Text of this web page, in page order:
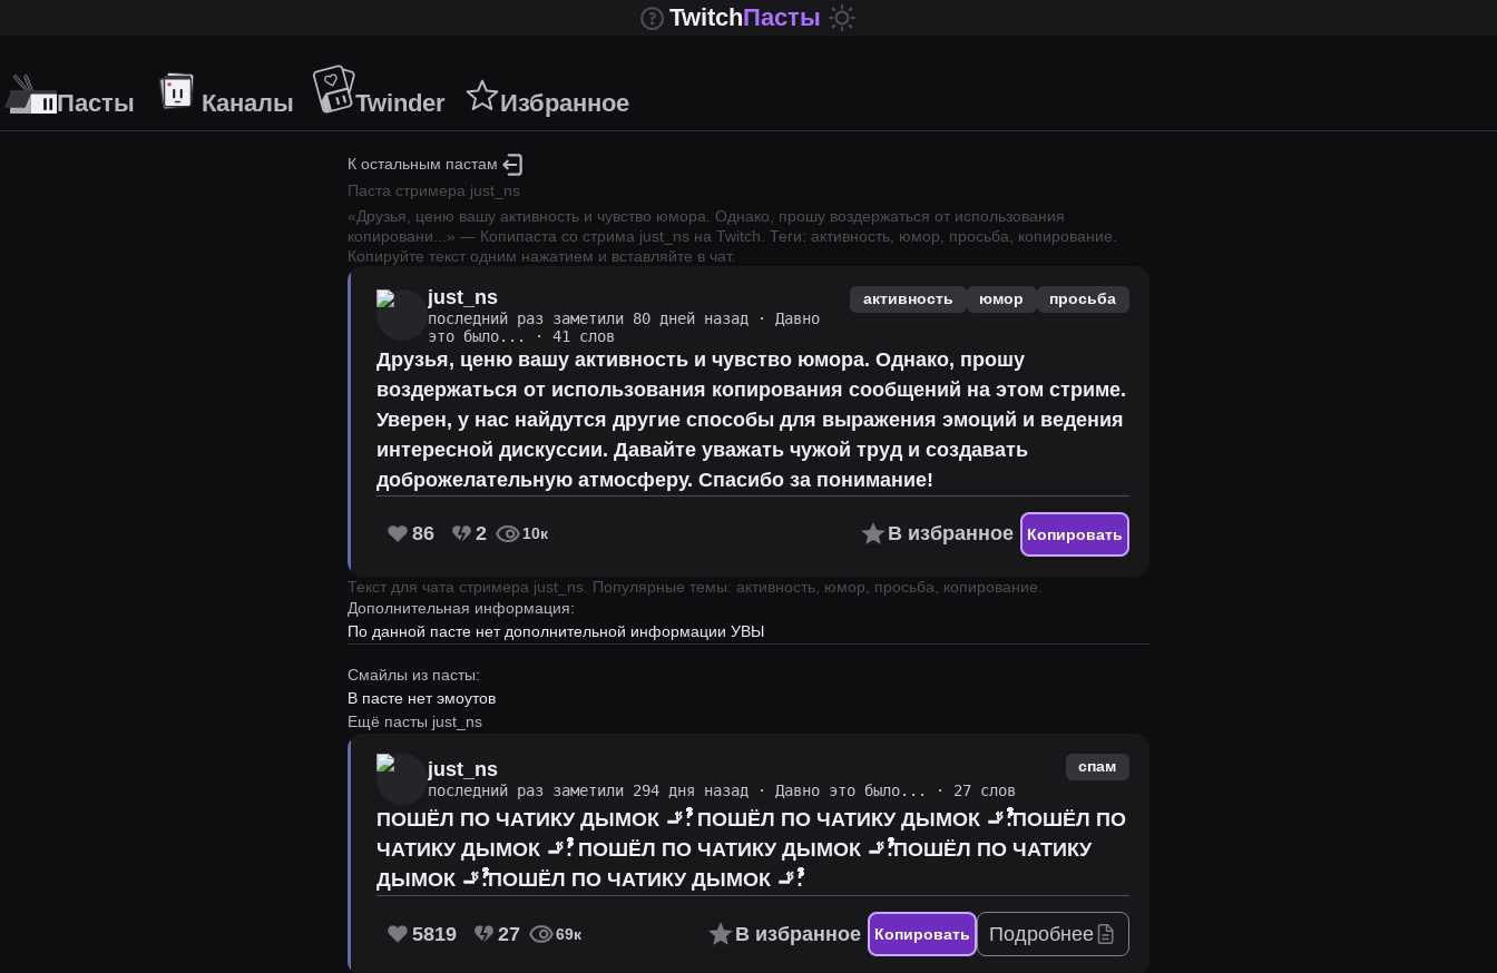
TwitchПасты
Пасты Каналы Twinder Избранное
К остальным пастам
Паста стримера just_ns
«Друзья, ценю вашу активность и чувство юмора. Однако, прошу воздержаться от использования
копировани
» — Копипаста со стрима just_ns на Twitch. Теги: активность, юмор, просьба, копирование.
Копируйте текст одним нажатием и вставляйте в чат.
just_ns
последний раз заметили 80 дней назад ·
Давно
это было...
· 41 слов
активность юмор просьба
Друзья, ценю вашу активность и чувство юмора. Однако, прошу
воздержаться от использования копирования сообщений на этом стриме.
Уверен, у нас найдутся другие способы для выражения эмоций и ведения
интересной дискуссии. Давайте уважать чужой труд и создавать
доброжелательную атмосферу. Спасибо за понимание!
86 2 10к В избранное Копировать
Текст для чата стримера just_ns Популярные темы: активность, юмор, просьба, копирование.
Дополнительная информация:
По данной пасте нет дополнительной информации УВЫ
Смайлы из пасты:
В пасте нет эмоутов
Ещё пасты just_ns
just_ns
последний раз заметили 294 дня назад · Давно это было... · 27 слов
спам
ПОШЁЛ ПО ЧАТИКУ ДЫМОК 🚬ﱞﱞﱞﱞﱞﱞﱞﱞﱞﱞﱞﱞﱞﱞﱞﱞﱞﱞﱞﱞﱞﱞﱞﱞﱞﱞﱞﱞﱞﱞﱞﱞﱞ: ПОШЁЛ ПО ЧАТИКУ ДЫМОК 🚬ﱞﱞﱞﱞﱞﱞﱞﱞﱞﱞﱞﱞﱞﱞﱞﱞﱞﱞﱞﱞﱞﱞﱞﱞﱞﱞﱞﱞﱞﱞﱞﱞﱞ:ПОШЁЛ ПО
ЧАТИКУ ДЫМОК 🚬ﱞﱞﱞﱞﱞﱞﱞﱞﱞﱞﱞﱞﱞﱞﱞﱞﱞﱞﱞﱞﱞﱞﱞﱞﱞﱞﱞﱞﱞﱞﱞﱞﱞ: ПОШЁЛ ПО ЧАТИКУ ДЫМОК 🚬ﱞﱞﱞﱞﱞﱞﱞﱞﱞﱞﱞﱞﱞﱞﱞﱞﱞﱞﱞﱞﱞﱞﱞﱞﱞﱞﱞﱞﱞﱞﱞﱞﱞ:ПОШЁЛ ПО ЧАТИКУ
ДЫМОК 🚬ﱞﱞﱞﱞﱞﱞﱞﱞﱞﱞﱞﱞﱞﱞﱞﱞﱞﱞﱞﱞﱞﱞﱞﱞﱞﱞﱞﱞﱞﱞﱞﱞﱞ:ПОШЁЛ ПО ЧАТИКУ ДЫМОК 🚬ﱞﱞﱞﱞﱞﱞﱞﱞﱞﱞﱞﱞﱞﱞﱞﱞﱞﱞﱞﱞﱞﱞﱞﱞﱞﱞﱞﱞﱞﱞﱞﱞﱞ:
5819 27 69к В избранное Копировать Подробнее